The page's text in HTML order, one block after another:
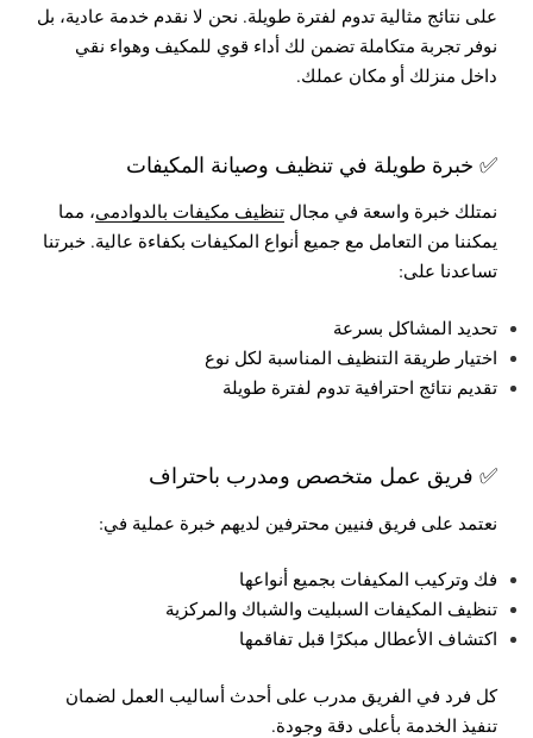
على نتائج مثالية تدوم لفترة طويلة. نحن لا نقدم خدمة عادية، بل
نوفر تجربة متكاملة تضمن لك أداء قوي للمكيف وهواء نقي
داخل منزلك أو مكان عملك.
✅ خبرة طويلة في تنظيف وصيانة المكيفات
نمتلك خبرة واسعة في مجال تنظيف مكيفات بالدوادمي، مما
يمكننا من التعامل مع جميع أنواع المكيفات بكفاءة عالية. خبرتنا
تساعدنا على:
تحديد المشاكل بسرعة
اختيار طريقة التنظيف المناسبة لكل نوع
تقديم نتائج احترافية تدوم لفترة طويلة
✅ فريق عمل متخصص ومدرب باحتراف
نعتمد على فريق فنيين محترفين لديهم خبرة عملية في:
فك وتركيب المكيفات بجميع أنواعها
تنظيف المكيفات السبليت والشباك والمركزية
اكتشاف الأعطال مبكرًا قبل تفاقمها
كل فرد في الفريق مدرب على أحدث أساليب العمل لضمان
تنفيذ الخدمة بأعلى دقة وجودة.